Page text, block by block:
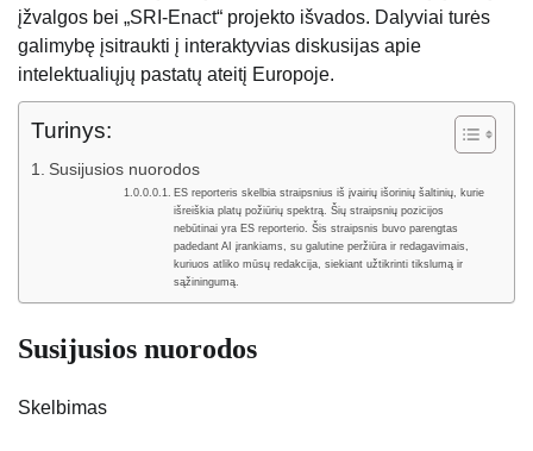
įžvalgos bei „SRI-Enact“ projekto išvados. Dalyviai turės
galimybę įsitraukti į interaktyvias diskusijas apie
intelektualiųjų pastatų ateitį Europoje.
Turinys:
Susijusios nuorodos
ES reporteris skelbia straipsnius iš įvairių išorinių šaltinių, kurie
išreiškia platų požiūrių spektrą. Šių straipsnių pozicijos
nebūtinai yra ES reporterio. Šis straipsnis buvo parengtas
padedant AI įrankiams, su galutine peržiūra ir redagavimais,
kuriuos atliko mūsų redakcija, siekiant užtikrinti tikslumą ir
sąžiningumą.
Susijusios nuorodos
Skelbimas